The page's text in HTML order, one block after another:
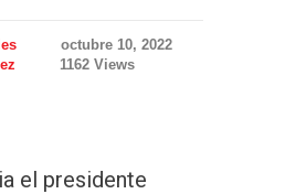
octubre 10, 2022
1162 Views
el presidente